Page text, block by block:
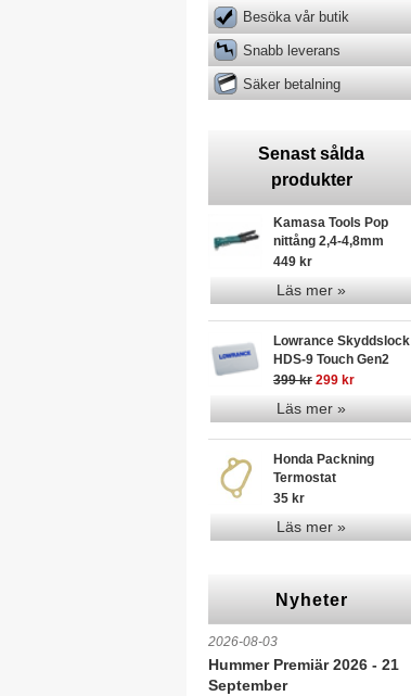
Besöka vår butik
Snabb leverans
Säker betalning
Senast sålda
produkter
Kamasa Tools Pop
nittång 2,4-4,8mm
449 kr
Läs mer »
Lowrance Skyddslock
HDS-9 Touch Gen2
399 kr 299 kr
Läs mer »
Honda Packning
Termostat
35 kr
Läs mer »
Nyheter
2026-08-03
Hummer Premiär 2026 - 21
September